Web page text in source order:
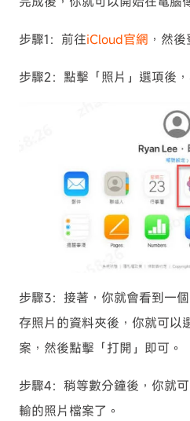
步驟1：前往iCloud官網 ，然
步驟2：點擊「照片」選項後
步驟3：接著，你就會看到一
存照片的資料夾後，你就可以
案，然後點擊「打開」即可。
步驟4：稍等數分鐘後，你就
輸的照片檔案了。